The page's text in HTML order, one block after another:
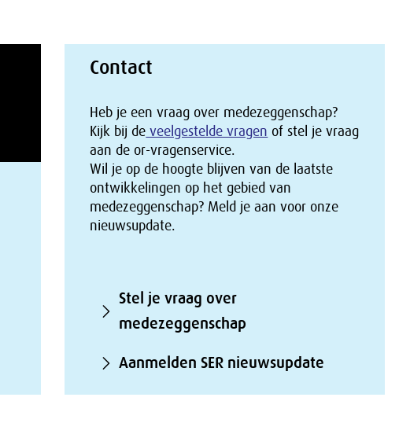
Contact
Heb je een vraag over medezeggenschap?
Kijk bij de veelgestelde vragen of stel je vraag
aan de or-vragenservice.
Wil je op de hoogte blijven van de laatste
ontwikkelingen op het gebied van
medezeggenschap? Meld je aan voor onze
nieuwsupdate.
Stel je vraag over
medezeggenschap
Aanmelden SER nieuwsupdate